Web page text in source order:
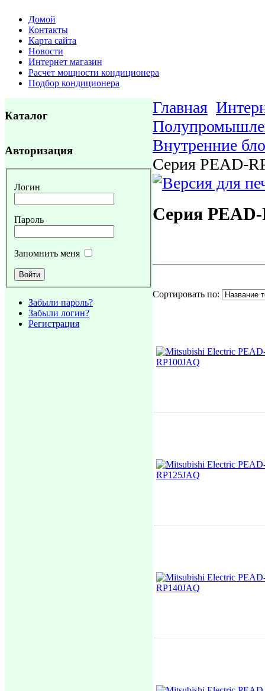
Домой
Контакты
Карта сайта
Новости
Интернет магазин
Расчет мощности кондиционера
Подбор кондиционера
Каталог
Авторизация
Логин
Пароль
Запомнить меня
Забыли пароль?
Забыли логин?
Регистрация
Главная
Внутренние
Серия PEAD-
Серия
Сортировать по: